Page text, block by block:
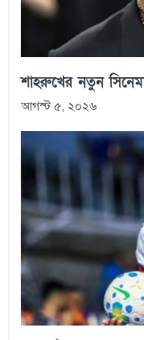
শাহরুখের নতুন
আগস্ট ৫, ২০২৬